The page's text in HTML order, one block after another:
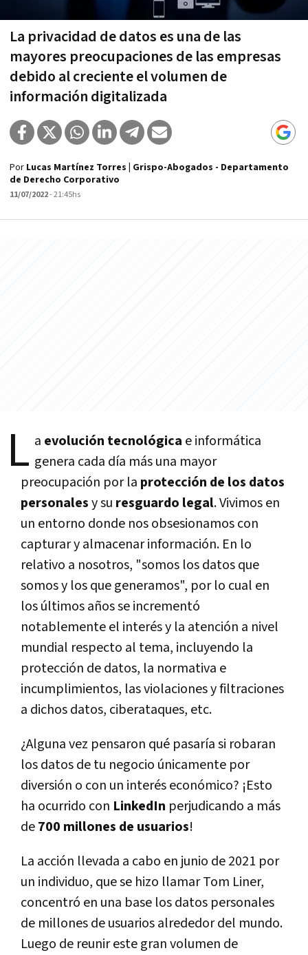
La privacidad de datos es una de las
mayores preocupaciones de las empresas
debido al creciente el volumen de
información digitalizada
Por Lucas Martínez Torres | Grispo-Abogados - Departamento
de Derecho Corporativo
11/07/2022- 21:45hs
L a evolución tecnológica e informática
genera cada día más una mayor
preocupación por la protección de los datos
personalesy su resguardo legal. Vivimos en
un entorno donde nos obsesionamos con
capturar y almacenar información. En lo
relativo a nosotros, "somos los datos que
somos y los que generamos", por lo cual en
los últimos años se incrementó
notablemente el interés y la atención a nivel
mundial respecto al tema, incluyendo la
protección de datos, la normativa e
incumplimientos, las violaciones y filtraciones
a dichos datos, ciberataques, etc.
¿Alguna vez pensaron qué pasaría si robaran
los datos de tu negocio únicamente por
diversión o con un interés económico? ¡Esto
ha ocurrido con LinkedIn perjudicando a más
de700 millones de usuarios!
La acción llevada a cabo en junio de 2021 por
un individuo, que se hizo llamar Tom Liner,
concentró en una base los datos personales
de millones de usuarios alrededor del mundo.
Luego de reunir este gran volumen de